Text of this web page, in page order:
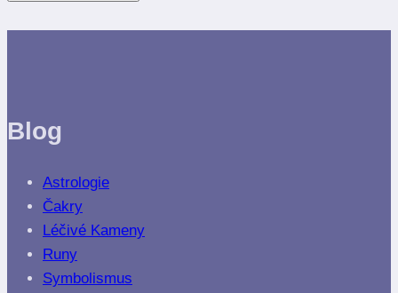
Blog
Astrologie
Čakry
Léčivé Kameny
Runy
Symbolismus